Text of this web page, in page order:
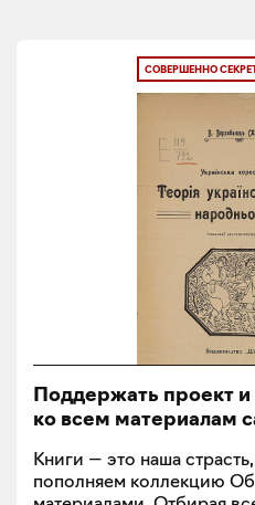
СОВЕРШЕННО
Поддержать проект и
ко всем материалам
Книги — это наша
пополняем коллекцию